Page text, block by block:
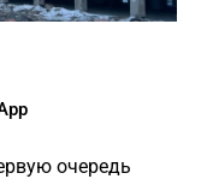
очередь